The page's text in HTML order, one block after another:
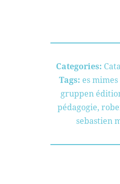
Categories:
Tags: es
gruppen
pédagogie,
sebastien